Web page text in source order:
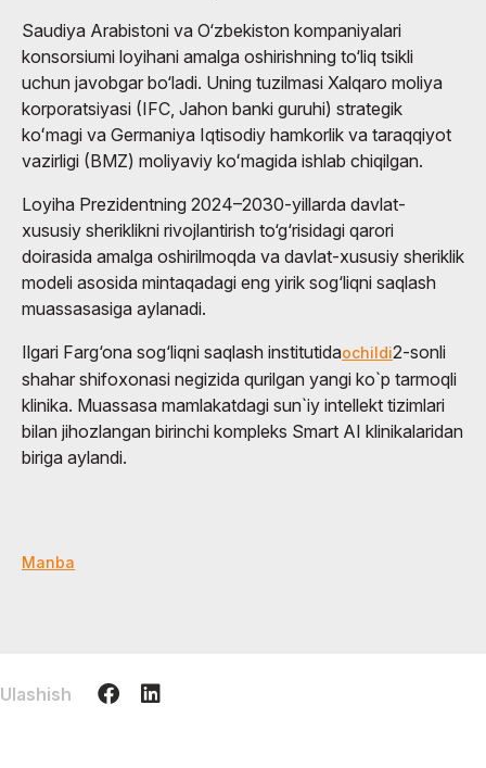
Saudiya Arabistoni va O‘zbekiston kompaniyalari
konsorsiumi loyihani amalga oshirishning to‘liq tsikli
uchun javobgar bo‘ladi. Uning tuzilmasi Xalqaro moliya
korporatsiyasi (IFC, Jahon banki guruhi) strategik
koʻmagi va Germaniya Iqtisodiy hamkorlik va taraqqiyot
vazirligi (BMZ) moliyaviy koʻmagida ishlab chiqilgan.
Loyiha Prezidentning 2024–2030-yillarda davlat-
xususiy sheriklikni rivojlantirish to‘g‘risidagi qarori
doirasida amalga oshirilmoqda va davlat-xususiy sheriklik
modeli asosida mintaqadagi eng yirik sog‘liqni saqlash
muassasasiga aylanadi.
Ilgari Farg‘ona sog‘liqni saqlash institutidaochildi2-sonli
shahar shifoxonasi negizida qurilgan yangi ko`p tarmoqli
klinika. Muassasa mamlakatdagi sun`iy intellekt tizimlari
bilan jihozlangan birinchi kompleks Smart AI klinikalaridan
biriga aylandi.
Manba
Ulashish